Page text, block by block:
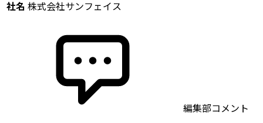
社名 株式会社サンフェイス
編集部コメント